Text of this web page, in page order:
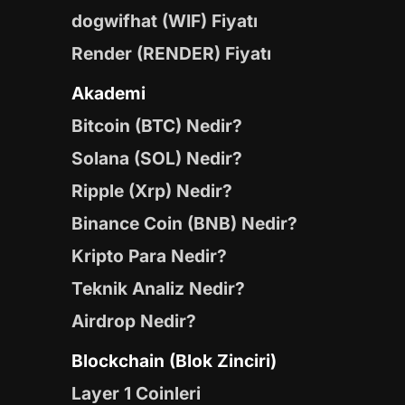
dogwifhat (WIF) Fiyatı
Render (RENDER) Fiyatı
Akademi
Bitcoin (BTC) Nedir?
Solana (SOL) Nedir?
Ripple (Xrp) Nedir?
Binance Coin (BNB) Nedir?
Kripto Para Nedir?
Teknik Analiz Nedir?
Airdrop Nedir?
Blockchain (Blok Zinciri)
Layer 1 Coinleri